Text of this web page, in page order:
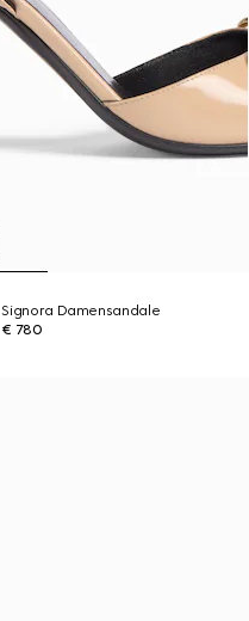
Signora Damensandale
€ 780